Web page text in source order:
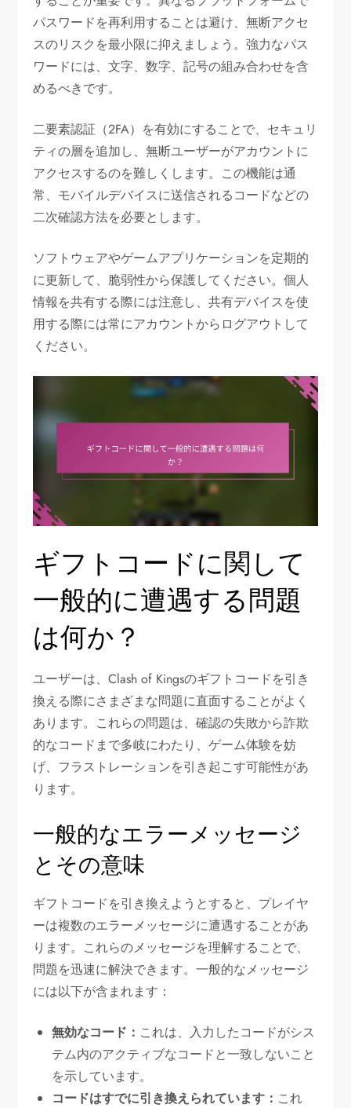
パスワードを再利用することは避け、無断アクセ
スのリスクを最小限に抑えましょう。強力なパス
ワードには、文字、数字、記号の組み合わせを含
めるべきです。
二要素認証（2FA）を有効にすることで、セキュリ
ティの層を追加し、無断ユーザーがアカウントに
アクセスするのを難しくします。この機能は通
常、モバイルデバイスに送信されるコードなどの
二次確認方法を必要とします。
ソフトウェアやゲームアプリケーションを定期的
に更新して、脆弱性から保護してください。個人
情報を共有する際には注意し、共有デバイスを使
用する際には常にアカウントからログアウトして
ください。
ギフトコードに関して
一般的に遭遇する問題
は何か？
ユーザーは、Clash of Kingsのギフトコードを引き
換える際にさまざまな問題に直面することがよく
あります。これらの問題は、確認の失敗から詐欺
的なコードまで多岐にわたり、ゲーム体験を妨
げ、フラストレーションを引き起こす可能性があ
ります。
一般的なエラーメッセージ
とその意味
ギフトコードを引き換えようとすると、プレイヤ
ーは複数のエラーメッセージに遭遇することがあ
ります。これらのメッセージを理解することで、
問題を迅速に解決できます。一般的なメッセージ
には以下が含まれます：
無効なコード： これは、入力したコードがシス
テム内のアクティブなコードと一致しないこと
を示しています。
コードはすでに引き換えられています： これ